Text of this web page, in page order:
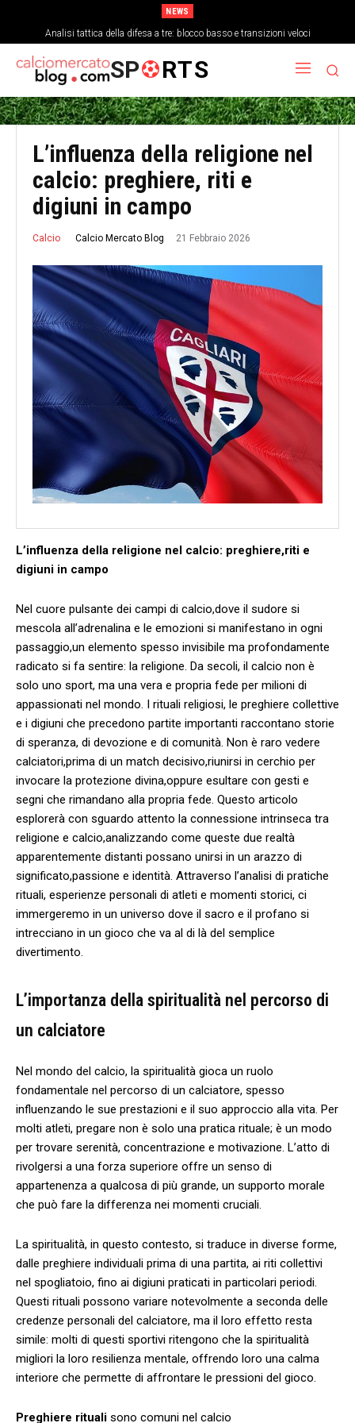
NEWS
Analisi tattica della difesa a tre: blocco basso e transizioni veloci
SP RTS
L’influenza della religione nel
calcio: preghiere, riti e
digiuni in campo
Calcio Calcio Mercato Blog 21 Febbraio 2026
L’influenza della religione nel⁢ calcio: preghiere,riti e
digiuni in campo
Nel cuore pulsante dei campi‍ di calcio,dove il sudore si
mescola all’adrenalina e le emozioni si manifestano‍ in ogni
passaggio,un elemento spesso invisibile ma profondamente
‌radicato si fa sentire: la religione. Da secoli, il calcio non è
solo uno sport, ma una vera e‌ propria fede per milioni di
appassionati nel mondo. ‌I rituali religiosi, le preghiere⁤ collettive
⁢e i digiuni che precedono partite importanti raccontano storie
di speranza, di devozione e di comunità. Non è raro vedere
calciatori,prima di⁢ un match decisivo,riunirsi in​ cerchio⁤ per
invocare ⁢la protezione​ divina,oppure esultare con gesti e
segni che rimandano alla propria⁢ fede. Questo articolo
esplorerà con sguardo attento la connessione intrinseca tra
religione e calcio,analizzando come queste ​due realtà
apparentemente distanti possano unirsi in un arazzo di
significato,passione e identità. Attraverso l’analisi ⁤di pratiche
rituali, esperienze personali di atleti e momenti storici, ci
immergeremo in un universo dove il sacro‌ e il profano si
intrecciano in un gioco che va al di là del semplice
divertimento.
L’importanza della spiritualità nel percorso‍ di
un calciatore
Nel mondo del calcio, la spiritualità gioca⁤ un ruolo
fondamentale nel percorso di un calciatore, spesso‍
influenzando le‍ sue ​prestazioni ​e il suo approccio alla vita. Per
molti‍ atleti, pregare non è⁢ solo una pratica rituale; è un ⁣modo
per trovare serenità,⁢ concentrazione e motivazione. L’atto ⁢di
rivolgersi a una forza superiore offre un senso di
appartenenza a qualcosa di più grande, un supporto morale
che può fare la differenza nei momenti cruciali.
La spiritualità, in​ questo contesto,‍ si traduce in diverse⁤ forme,
dalle preghiere individuali prima⁤ di una partita, ai riti collettivi
nel spogliatoio, fino ai digiuni praticati in particolari periodi.
Questi rituali possono variare notevolmente a seconda delle
credenze ⁤personali del calciatore, ma il loro effetto resta
simile: molti di questi sportivi ritengono ​che la spiritualità
migliori la loro resilienza mentale, offrendo loro una calma
interiore che permette di affrontare le‍ pressioni ⁤del gioco.
Preghiere rituali ⁣sono comuni ⁣nel calcio